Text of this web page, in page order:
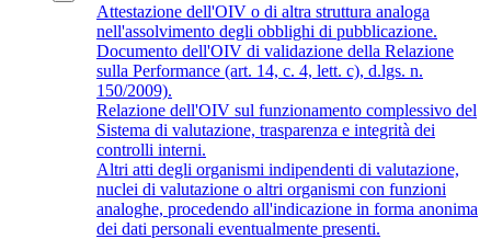
Attestazione dell'OIV o di altra struttura analoga
nell'assolvimento degli obblighi di pubblicazione.
Documento dell'OIV di validazione della Relazione
sulla Performance (art. 14, c. 4, lett. c), d.lgs. n.
150/2009).
Relazione dell'OIV sul funzionamento complessivo del
Sistema di valutazione, trasparenza e integrità dei
controlli interni.
Altri atti degli organismi indipendenti di valutazione,
nuclei di valutazione o altri organismi con funzioni
analoghe, procedendo all'indicazione in forma anonima
dei dati personali eventualmente presenti.